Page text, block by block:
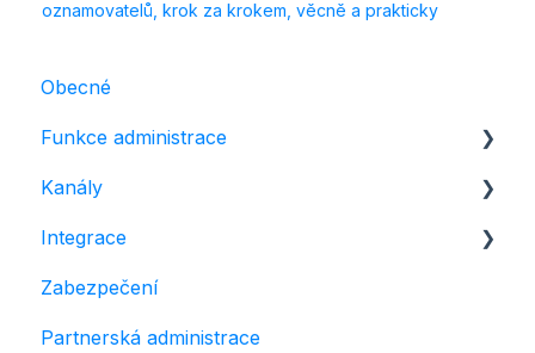
oznamovatelů, krok za krokem, věcně a prakticky
Obecné
Funkce administrace
Správa podnětů
Šetření
Správa členů
Nastavení
Kanály
Formulář
Automatická telefonní linka
Telefonní linka s operátorem
Integrace
Notifikace a komunikační nástroje
Automatizace a workflow nástroje
Zabezpečení
Partnerská administrace